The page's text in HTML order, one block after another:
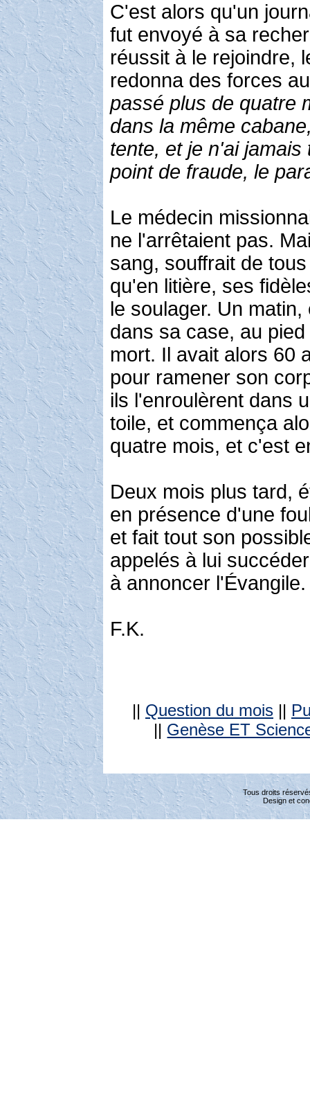
C'est alors qu'un
fut envoyé à sa
réussit à le rejoindre,
redonna des forces
passé plus de quatre
dans la même
tente, et je n'ai
point de fraude, le
Le médecin
ne l'arrêtaient pas.
sang, souffrait de
qu'en litière, ses
le soulager. Un
dans sa case, au
mort. Il avait alors 60
pour ramener son
ils l'enroulèrent dans
toile, et commença
quatre mois, et c'est
Deux mois plus tard,
en présence d'une
et fait tout son
appelés à lui
à annoncer l'Évangile.
F.K.
|| Question du mois ||
|| Genèse ET
Tous droits
Design et